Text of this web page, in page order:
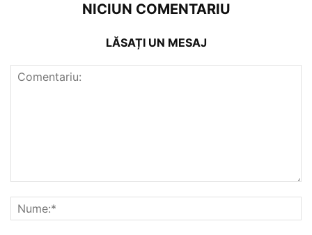
NICIUN COMENTARIU
LĂSAȚI UN MESAJ